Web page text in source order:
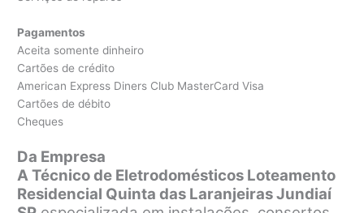
Pagamentos
Aceita somente dinheiro
Cartões de crédito
American Express Diners Club MasterCard Visa
Cartões de débito
Cheques
Da Empresa
A Técnico de Eletrodomésticos Loteamento
Residencial Quinta das Laranjeiras Jundiaí